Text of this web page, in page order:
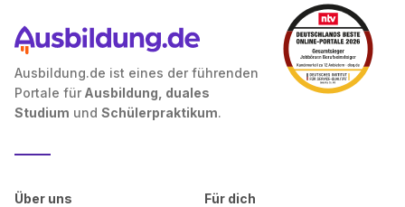
Ausbildung.de ist eines der führenden
Portale für Ausbildung, duales
Studium und Schülerpraktikum.
Über uns
Für dich